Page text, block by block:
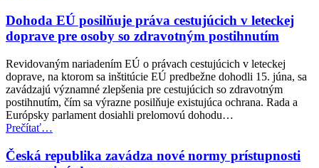
ministrov
pre
zamestnanosť
sociálne
veci
(EPSCO)”
Dohoda EÚ posilňuje práva cestujúcich v leteckej
doprave pre osoby so zdravotným postihnutím
Revidovaným nariadením EÚ o právach cestujúcich v leteckej
doprave, na ktorom sa inštitúcie EÚ predbežne dohodli 15. júna, sa
zavádzajú významné zlepšenia pre cestujúcich so zdravotným
postihnutím, čím sa výrazne posilňuje existujúca ochrana. Rada a
Európsky parlament dosiahli prelomovú dohodu…
Prečítať“Dohoda
posilňuje
práva
…
Česká republika zavádza nové normy prístupnosti